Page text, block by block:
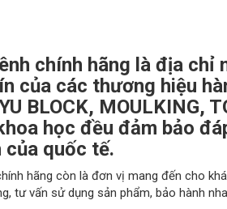
chính hãng là địa chỉ
của các thương hiệu
BLOCK, MOULKING,
học đều đảm bảo
của quốc tế.
hãng còn là đơn vị mang đến cho
tư vấn sử dụng sản phẩm, bảo hành